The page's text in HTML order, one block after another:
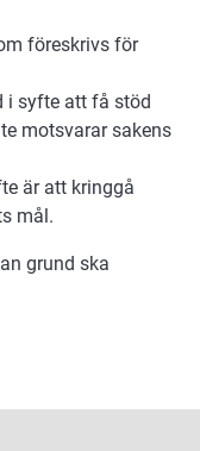
föreskrivs för
i syfte att få stöd
motsvarar sakens
är att kringgå
mål.
grund ska